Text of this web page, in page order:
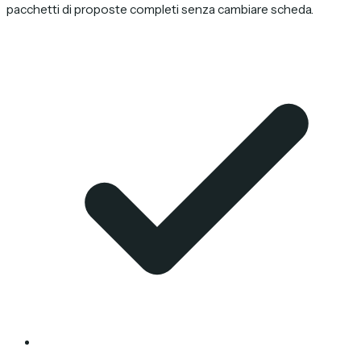
pacchetti di proposte completi senza cambiare scheda.